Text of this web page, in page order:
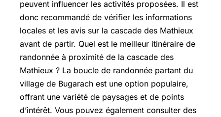
peuvent influencer les activités proposées. Il est
donc recommandé de vérifier les informations
locales et les avis sur la cascade des Mathieux
avant de partir. Quel est le meilleur itinéraire de
randonnée à proximité de la cascade des
Mathieux ? La boucle de randonnée partant du
village de Bugarach est une option populaire,
offrant une variété de paysages et de points
d’intérêt. Vous pouvez également consulter des